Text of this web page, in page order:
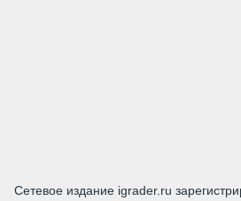
Сетевое издание igrader.ru